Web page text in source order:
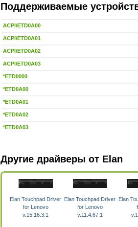
Поддерживаемые
ACPI\ETD0A00
ACPI\ETD0A01
ACPI\ETD0A02
ACPI\ETD0A03
*ETD0000
*ETD0A00
*ETD0A01
*ETD0A02
*ETD0A03
Другие драйверы от Elan
Elan Touchpad Driver
for Lenovo
v.15.16.3.1
Elan Touchpad Driver
for Lenovo
v.11.4.67.1
Elan